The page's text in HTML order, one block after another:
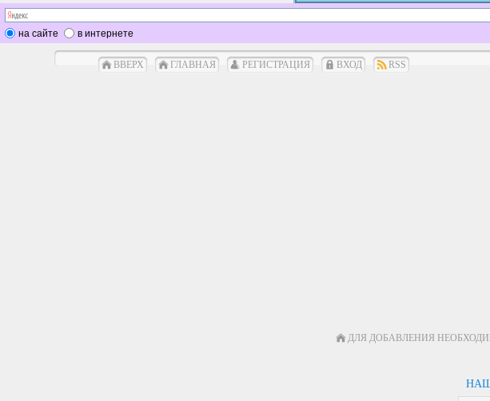
на сайте в интернете
ВВЕРХ ГЛАВНАЯ РЕГИСТРАЦИЯ ВХОД RSS
ДЛЯ ДОБАВЛЕНИЯ